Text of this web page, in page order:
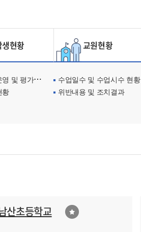
생현황 교원현황
에 관한 사항 수업일수 및 수업시수 현황
황 위반내용 및 조치결과
산초등학교